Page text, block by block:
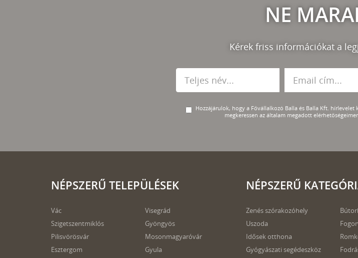
NE
Kérek friss információkat a
Hozzájárulok, hogy a Fővállalkozó Balla és Balla Kft.
megkeressen az általam megadott
NÉPSZERŰ TELEPÜLÉSEK
Vác
Szigetszentmiklós
Pilisvörösvár
Esztergom
Visegrád
Gyöngyös
Mosonmagyaróvár
Gyula
NÉPSZERŰ
Zenés szórakozóhely
Uszoda
Idősek otthona
Gyógyászati segédeszköz